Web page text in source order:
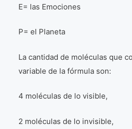
E= las Emociones
P= el Planeta
La cantidad de moléculas que
variable de la fórmula son:
4 moléculas de lo visible,
2 moléculas de lo invisible,